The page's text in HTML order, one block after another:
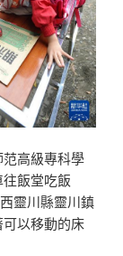
高級專科學
飯堂吃飯
靈川縣靈川鎮
以移動的床